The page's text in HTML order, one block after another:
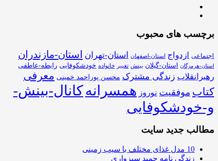
برچسب های محبوب
اجتماعی ازدواج استان-اصفهان استان-تهران استان-مازندران
استان-هرمزگان استان-گیلان بینش تغییر خانواده خودشکوفایی رابطه-عاطفی
رهبرانقلاب زندگی مشترک محسن پوراحمد خمینی معرفی
کتاب موفقیت نوروز همسرانهکانال-بینش-
و-خودشکوفایی
مطالب جدید سایت
10 مدل غذای مختلف با سیب زمینی
زندگی نامه حمید سبزواری